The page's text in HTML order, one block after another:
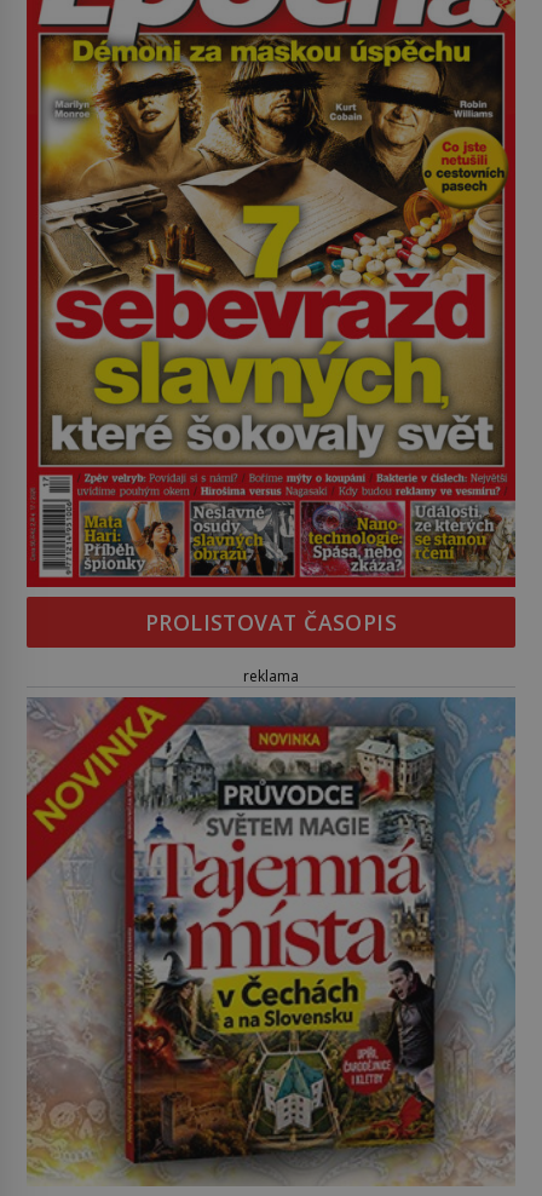
PROLISTOVAT ČASOPIS
reklama